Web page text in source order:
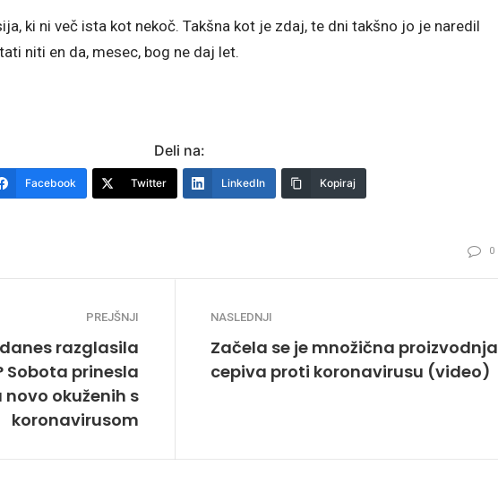
ki ni več ista kot nekoč. Takšna kot je zdaj, te dni takšno jo je naredil
niti en da, mesec, bog ne daj let.
Deli na:
Facebook Twitter LinkedIn Kopiraj
0
PREJŠNJI
razglasila
Sobota prinesla
okuženih s
koronavirusom
NASLEDNJI
Začela se je množična proizvodnja
cepiva proti koronavirusu (video)